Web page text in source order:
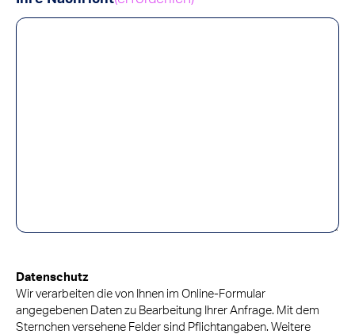
Datenschutz
Wir verarbeiten die von Ihnen im Online-Formular
angegebenen Daten zu Bearbeitung Ihrer Anfrage. Mit dem
Sternchen versehene Felder sind Pflichtangaben. Weitere